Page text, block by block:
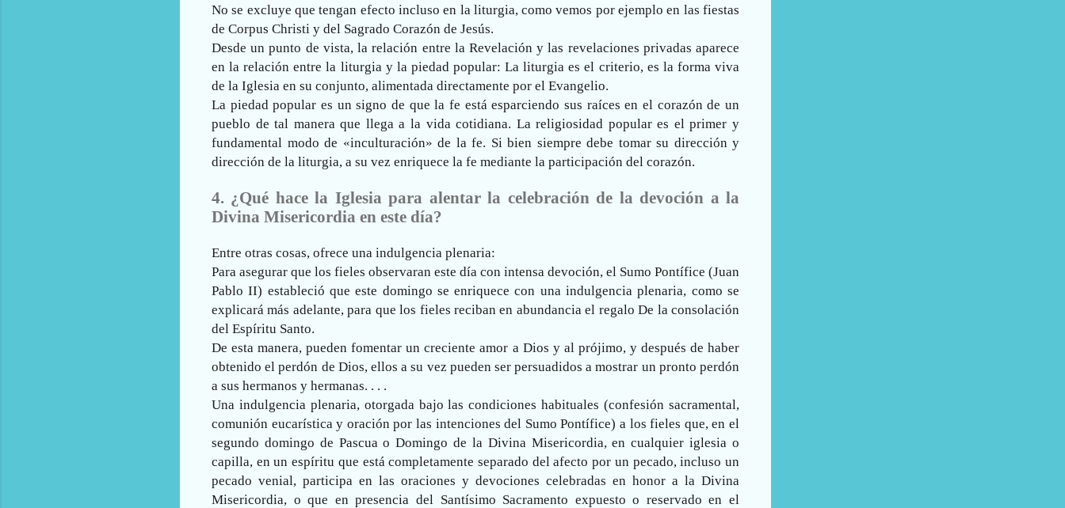
No se excluye que tengan efecto incluso en la liturgia, como vemos por ejemplo en las fiestas
de Corpus Christi y del Sagrado Corazón de Jesús.
Desde un punto de vista, la relación entre la Revelación y las revelaciones privadas aparece
en la relación entre la liturgia y la piedad popular: La liturgia es el criterio, es la forma viva
de la Iglesia en su conjunto, alimentada directamente por el Evangelio.
La piedad popular es un signo de que la fe está esparciendo sus raíces en el corazón de un
pueblo de tal manera que llega a la vida cotidiana. La religiosidad popular es el primer y
fundamental modo de «inculturación» de la fe. Si bien siempre debe tomar su dirección y
dirección de la liturgia, a su vez enriquece la fe mediante la participación del corazón.
4. ¿Qué hace la Iglesia para alentar la celebración de la devoción a la
Divina Misericordia en este día?
Entre otras cosas, ofrece una indulgencia plenaria:
Para asegurar que los fieles observaran este día con intensa devoción, el Sumo Pontífice (Juan
Pablo II) estableció que este domingo se enriquece con una indulgencia plenaria, como se
explicará más adelante, para que los fieles reciban en abundancia el regalo De la consolación
del Espíritu Santo.
De esta manera, pueden fomentar un creciente amor a Dios y al prójimo, y después de haber
obtenido el perdón de Dios, ellos a su vez pueden ser persuadidos a mostrar un pronto perdón
a sus hermanos y hermanas. . . .
Una indulgencia plenaria, otorgada bajo las condiciones habituales (confesión sacramental,
comunión eucarística y oración por las intenciones del Sumo Pontífice) a los fieles que, en el
segundo domingo de Pascua o Domingo de la Divina Misericordia, en cualquier iglesia o
capilla, en un espíritu que está completamente separado del afecto por un pecado, incluso un
pecado venial, participa en las oraciones y devociones celebradas en honor a la Divina
Misericordia, o que en presencia del Santísimo Sacramento expuesto o reservado en el